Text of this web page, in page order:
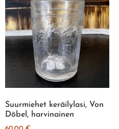
Suurmiehet keräilylasi, Von
Döbel, harvinainen